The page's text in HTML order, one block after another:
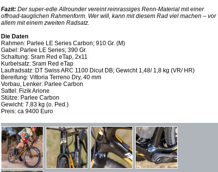
Fazit: Der super-edle Allrounder vereint reinrassiges Renn-Material mit einer
offroad-tauglichen Rahmenform. Wer will, kann mit diesem Rad viel machen – vor
allem mit einem zweiten Radsatz.
Die Daten
Rahmen: Parlee LE Series Carbon; 910 Gr. (M)
Gabel: Parlee LE Series; 390 Gr.
Schaltung: Sram Red eTap, 2x11
Kurbelsatz: Sram Red eTap
Laufradsatz: DT Swiss ARC 1100 Dicut DB; Gewicht 1,48/ 1,8 kg (VR/ HR)
Bereifung: Vittoria Terreno Dry, 40 mm
Vorbau, Lenker: Parlee Carbon
Sattel: Fizik Arione
Stütze: Parlee Carbon
Gewicht: 7,83 kg (o. Ped.)
Preis: ca 9400 Euro